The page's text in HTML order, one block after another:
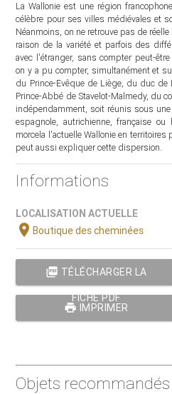
La Wallonie est une région
célèbre pour ses villes médiévales et
Néanmoins, on ne retrouve pas de
raison de la variété et parfois des
avec l'étranger, sans compter peut-
on y a pu compter, simultanément et
du Prince-Evêque de Liège, du duc
Prince-Abbé de Stavelot-Malmedy, du
indépendamment, soit réunis sous
espagnole, autrichienne, française
morcela l'actuelle Wallonie en
peut aussi expliquer cette dispersion.
Informations
LOCALISATION ACTUELLE
location_onBoutique des cheminées
picture_as_pdf TÉLÉCHARGER LA
FICHE PDF
print IMPRIMER
Objets recommandés